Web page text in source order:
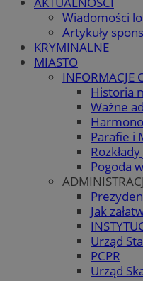
Wiadomości
Artykuły
KRYMINALNE
MIASTO
INFORMACJE
Historia
Ważne
Parafie i
Pogoda
Jak
Urząd
PCPR
Urząd